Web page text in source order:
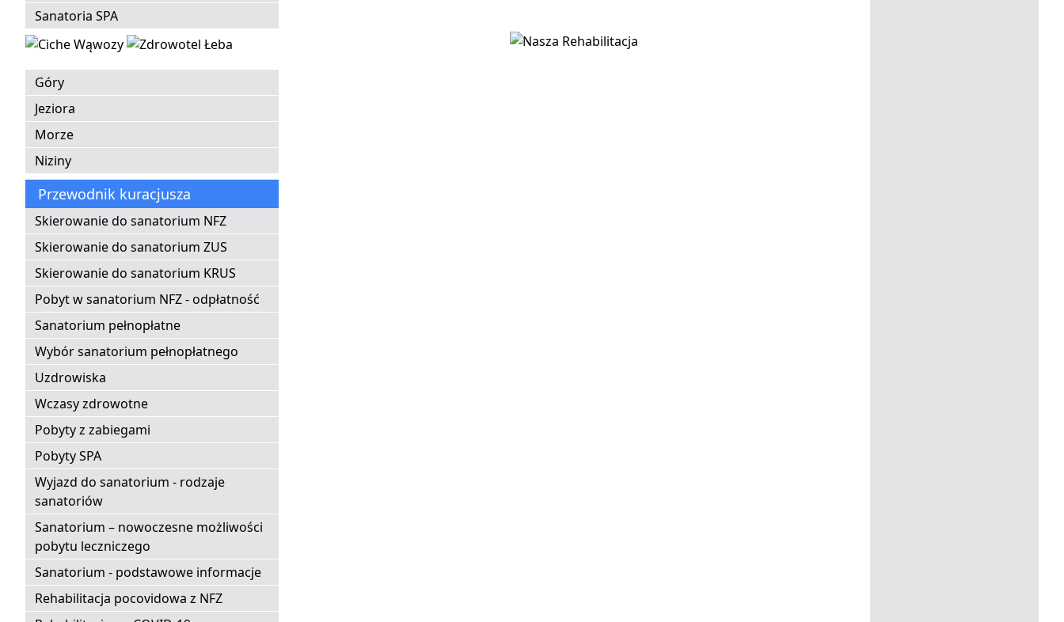
Sanatoria SPA
Góry
Jeziora
Morze
Niziny
Przewodnik kuracjusza
Skierowanie do sanatorium NFZ
Skierowanie do sanatorium ZUS
Skierowanie do sanatorium KRUS
Pobyt w sanatorium NFZ - odpłatność
Sanatorium pełnopłatne
Wybór sanatorium pełnopłatnego
Uzdrowiska
Wczasy zdrowotne
Pobyty z zabiegami
Pobyty SPA
Wyjazd do sanatorium - rodzaje
sanatoriów
Sanatorium – nowoczesne możliwości
pobytu leczniczego
Sanatorium - podstawowe informacje
Rehabilitacja pocovidowa z NFZ